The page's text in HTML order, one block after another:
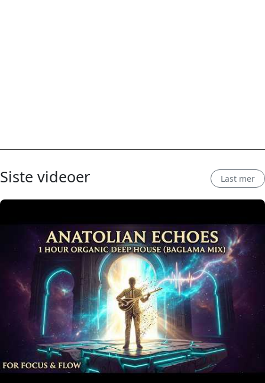
Siste videoer Last mer